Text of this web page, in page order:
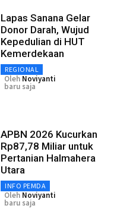
Lapas Sanana Gelar
Donor Darah, Wujud
Kepedulian di HUT
Kemerdekaan
REGIONAL
Oleh Noviyanti
baru saja
APBN 2026 Kucurkan
Rp87,78 Miliar untuk
Pertanian Halmahera
Utara
INFO PEMDA
Oleh Noviyanti
baru saja